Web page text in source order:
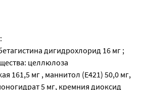
дигидрохлорид 16 мг ;
целлюлоза
161,5 мг , маннитол (Е421) 50,0 мг,
5 мг, кремния диоксид